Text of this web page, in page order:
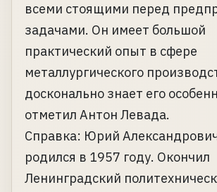
всеми стоящими перед
задачами. Он имеет большой
практический опыт в сфере
металлургического
досконально знает его
отметил Антон Левада.
Справка: Юрий
родился в 1957 году. Окончил
Ленинградский